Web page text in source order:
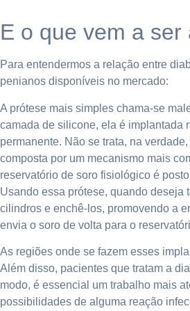
E o que vem a
Para entendermos a relação entre
penianos disponíveis no mercado:
A prótese mais simples chama-se
camada de silicone, ela é implantada
permanente. Não se trata, na
composta por um mecanismo mais
reservatório de soro fisiológico é
Usando essa prótese, quando deseja
cilindros e enchê-los, promovendo a
envia o soro de volta para o
As regiões onde se fazem esses
Além disso, pacientes que tratam a
modo, é essencial um trabalho mais
possibilidades de alguma reação